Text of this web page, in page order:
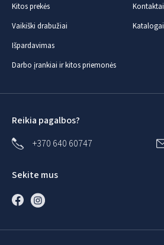
Kitos prekės
Vaikiški drabužiai
Išpardavimas
Darbo įrankiai ir kitos priemonės
Kontaktai
Katalogai
Reikia pagalbos?
+370 640 60747
Sekite mus